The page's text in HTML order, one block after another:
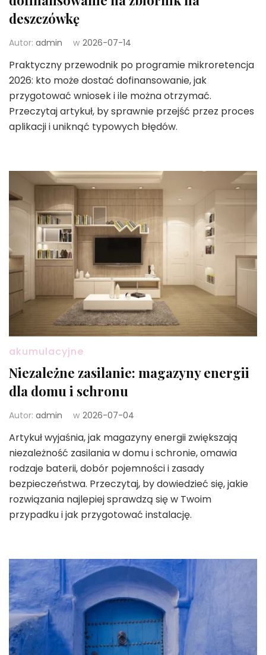
deszczówkę
Autor: admin w 2026-07-14
Praktyczny przewodnik po programie mikroretencja
2026: kto może dostać dofinansowanie, jak
przygotować wniosek i ile można otrzymać.
Przeczytaj artykuł, by sprawnie przejść przez proces
aplikacji i uniknąć typowych błędów.
akumulacyjne
Niezależne zasilanie: magazyny energii
dla domu i schronu
Autor: admin w 2026-07-04
Artykuł wyjaśnia, jak magazyny energii zwiększają
niezależność zasilania w domu i schronie, omawia
rodzaje baterii, dobór pojemności i zasady
bezpieczeństwa. Przeczytaj, by dowiedzieć się, jakie
rozwiązania najlepiej sprawdzą się w Twoim
przypadku i jak przygotować instalację.